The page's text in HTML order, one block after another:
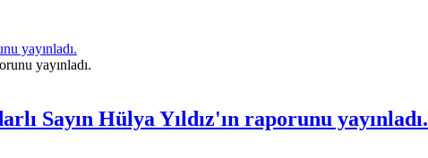
yayınladı.
Sayın Hülya Yıldız'ın raporunu yayınladı.